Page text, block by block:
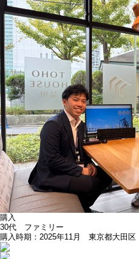
購入
30代 ファミリー
購入時期：2025年11月 東京都大田区